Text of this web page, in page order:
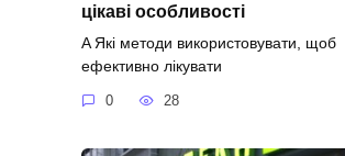
цікаві особливості
A Які методи використовувати, щоб
ефективно лікувати
0 28